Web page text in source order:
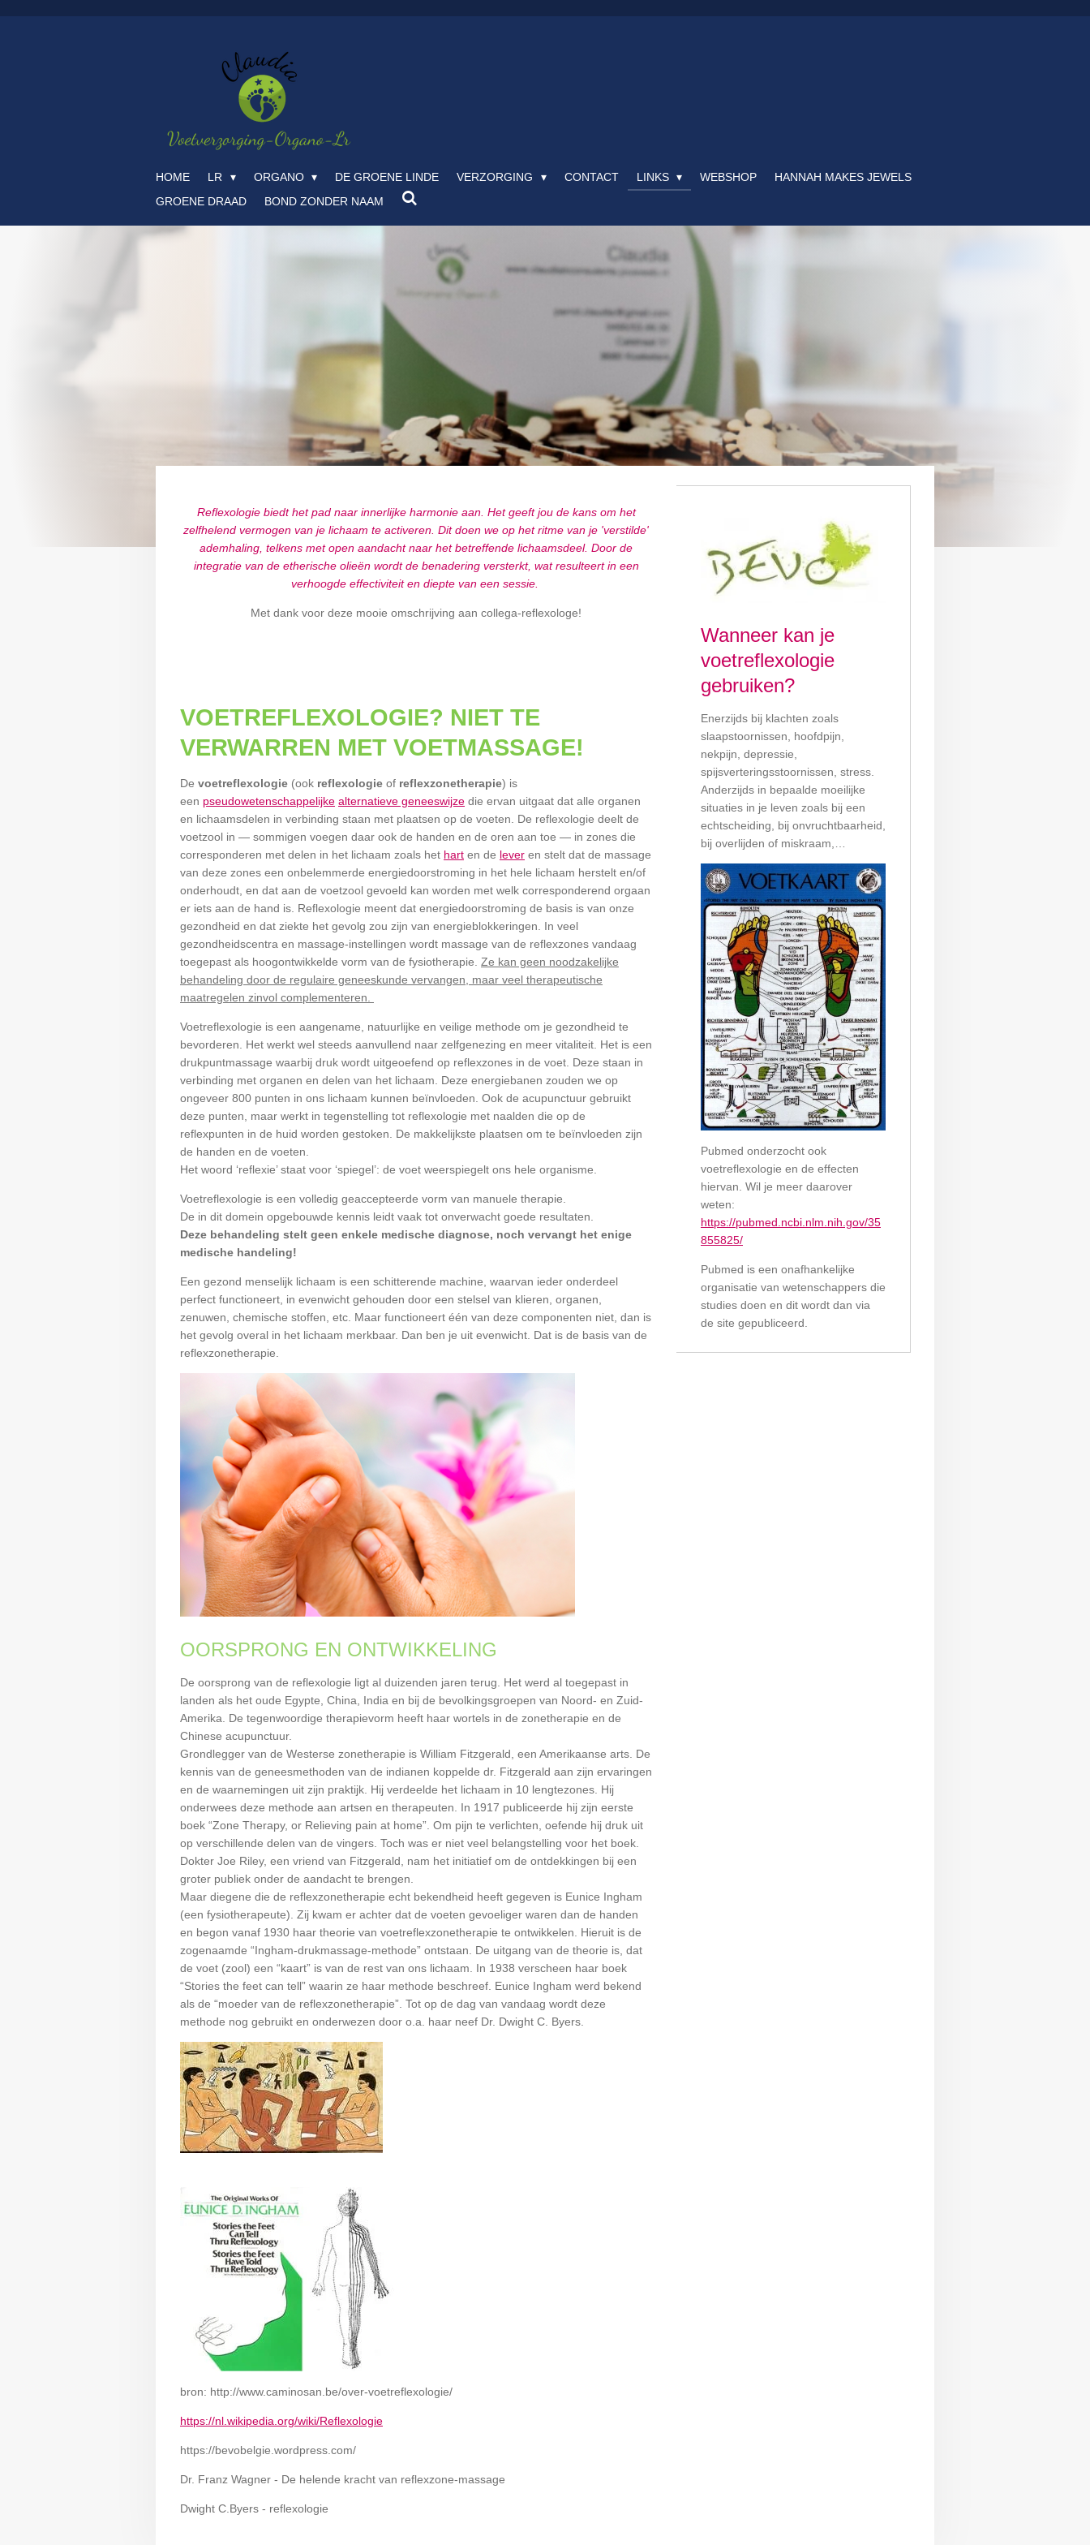
HOME LR ORGANO DE GROENE LINDE VERZORGING CONTACT LINKS WEBSHOP
HANNAH MAKES JEWELS
GROENE DRAAD
BOND ZONDER NAAM
Reflexologie biedt het pad naar innerlijke harmonie aan. Het geeft jou de kans om het
zelfhelend vermogen van je lichaam te activeren. Dit doen we op het ritme van je 'verstilde'
ademhaling, telkens met open aandacht naar het betreffende lichaamsdeel. Door de
integratie van de etherische olieën wordt de benadering versterkt, wat resulteert in een
verhoogde effectiviteit en diepte van een sessie.
Met dank voor deze mooie omschrijving aan collega-reflexologe!
VOETREFLEXOLOGIE? NIET TE
VERWARREN MET VOETMASSAGE!
De voetreflexologie (ook reflexologie of reflexzonetherapie) is
een pseudowetenschappelijke alternatieve geneeswijze die ervan uitgaat dat alle organen
en lichaamsdelen in verbinding staan met plaatsen op de voeten. De reflexologie deelt de
voetzool in — sommigen voegen daar ook de handen en de oren aan toe — in zones die
corresponderen met delen in het lichaam zoals het hart en de lever en stelt dat de massage
van deze zones een onbelemmerde energiedoorstroming in het hele lichaam herstelt en/of
onderhoudt, en dat aan de voetzool gevoeld kan worden met welk corresponderend orgaan
er iets aan de hand is. Reflexologie meent dat energiedoorstroming de basis is van onze
gezondheid en dat ziekte het gevolg zou zijn van energieblokkeringen. In veel
gezondheidscentra en massage-instellingen wordt massage van de reflexzones vandaag
toegepast als hoogontwikkelde vorm van de fysiotherapie. Ze kan geen noodzakelijke
behandeling door de regulaire geneeskunde vervangen, maar veel therapeutische
maatregelen zinvol complementeren.
Voetreflexologie is een aangename, natuurlijke en veilige methode om je gezondheid te
bevorderen. Het werkt wel steeds aanvullend naar zelfgenezing en meer vitaliteit. Het is een
drukpuntmassage waarbij druk wordt uitgeoefend op reflexzones in de voet. Deze staan in
verbinding met organen en delen van het lichaam. Deze energiebanen zouden we op
ongeveer 800 punten in ons lichaam kunnen beïnvloeden. Ook de acupunctuur gebruikt
deze punten, maar werkt in tegenstelling tot reflexologie met naalden die op de
reflexpunten in de huid worden gestoken. De makkelijkste plaatsen om te beïnvloeden zijn
de handen en de voeten.
Het woord ‘reflexie’ staat voor ‘spiegel’: de voet weerspiegelt ons hele organisme.
Voetreflexologie is een volledig geaccepteerde vorm van manuele therapie.
De in dit domein opgebouwde kennis leidt vaak tot onverwacht goede resultaten.
Deze behandeling stelt geen enkele medische diagnose, noch vervangt het enige
medische handeling!
Een gezond menselijk lichaam is een schitterende machine, waarvan ieder onderdeel
perfect functioneert, in evenwicht gehouden door een stelsel van klieren, organen,
zenuwen, chemische stoffen, etc. Maar functioneert één van deze componenten niet, dan is
het gevolg overal in het lichaam merkbaar. Dan ben je uit evenwicht. Dat is de basis van de
reflexzonetherapie.
OORSPRONG EN ONTWIKKELING
De oorsprong van de reflexologie ligt al duizenden jaren terug. Het werd al toegepast in
landen als het oude Egypte, China, India en bij de bevolkingsgroepen van Noord- en Zuid-
Amerika. De tegenwoordige therapievorm heeft haar wortels in de zonetherapie en de
Chinese acupunctuur.
Grondlegger van de Westerse zonetherapie is William Fitzgerald, een Amerikaanse arts. De
kennis van de geneesmethoden van de indianen koppelde dr. Fitzgerald aan zijn ervaringen
en de waarnemingen uit zijn praktijk. Hij verdeelde het lichaam in 10 lengtezones. Hij
onderwees deze methode aan artsen en therapeuten. In 1917 publiceerde hij zijn eerste
boek “Zone Therapy, or Relieving pain at home”. Om pijn te verlichten, oefende hij druk uit
op verschillende delen van de vingers. Toch was er niet veel belangstelling voor het boek.
Dokter Joe Riley, een vriend van Fitzgerald, nam het initiatief om de ontdekkingen bij een
groter publiek onder de aandacht te brengen.
Maar diegene die de reflexzonetherapie echt bekendheid heeft gegeven is Eunice Ingham
(een fysiotherapeute). Zij kwam er achter dat de voeten gevoeliger waren dan de handen
en begon vanaf 1930 haar theorie van voetreflexzonetherapie te ontwikkelen. Hieruit is de
zogenaamde “Ingham-drukmassage-methode” ontstaan. De uitgang van de theorie is, dat
de voet (zool) een “kaart” is van de rest van ons lichaam. In 1938 verscheen haar boek
“Stories the feet can tell” waarin ze haar methode beschreef. Eunice Ingham werd bekend
als de “moeder van de reflexzonetherapie”. Tot op de dag van vandaag wordt deze
methode nog gebruikt en onderwezen door o.a. haar neef Dr. Dwight C. Byers.
bron: http://www.caminosan.be/over-voetreflexologie/
https://nl.wikipedia.org/wiki/Reflexologie
https://bevobelgie.wordpress.com/
Dr. Franz Wagner - De helende kracht van reflexzone-massage
Dwight C.Byers - reflexologie
Wanneer kan je
voetreflexologie
gebruiken?
Enerzijds bij klachten zoals
slaapstoornissen, hoofdpijn,
nekpijn, depressie,
spijsverteringsstoornissen, stress.
Anderzijds in bepaalde moeilijke
situaties in je leven zoals bij een
echtscheiding, bij onvruchtbaarheid,
bij overlijden of miskraam,…
Pubmed onderzocht ook
voetreflexologie en de effecten
hiervan. Wil je meer daarover
weten:
https://pubmed.ncbi.nlm.nih.gov/35
855825/
Pubmed is een onafhankelijke
organisatie van wetenschappers die
studies doen en dit wordt dan via
de site gepubliceerd.